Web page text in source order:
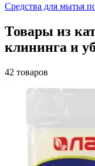
Средства для мытья
Товары из
клининга и
42 товаров